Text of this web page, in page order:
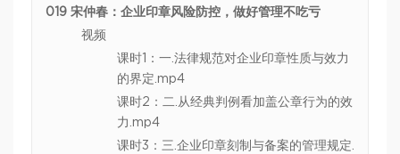
019 宋仲春：企业印章风险防控，做好管理不吃亏
视频
课时1：一.法律规范对企业印章性质与效力
的界定.mp4
课时2：二.从经典判例看加盖公章行为的效
力.mp4
课时3：三.企业印章刻制与备案的管理规定.